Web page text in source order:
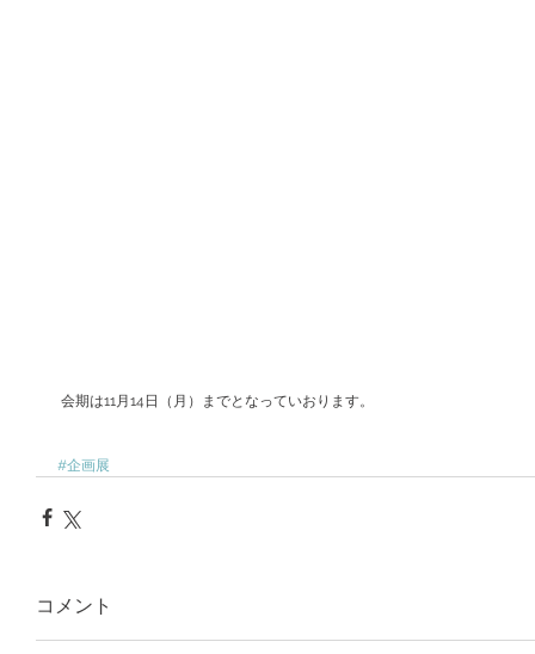
会期は11月14日（月）までとなっていおります。
#企画展
コメント